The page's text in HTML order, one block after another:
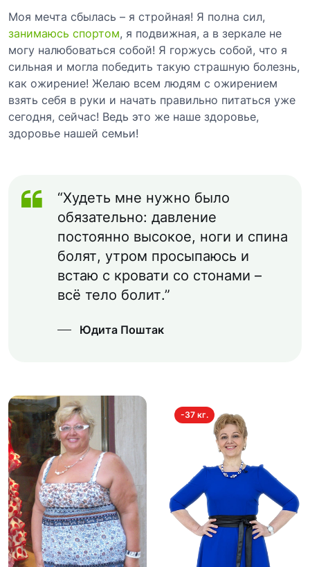
Моя мечта сбылась – я стройная! Я полна сил,
занимаюсь спортом, я подвижная, а в зеркале не
могу налюбоваться собой! Я горжусь собой, что я
сильная и могла победить такую страшную болезнь,
как ожирение! Желаю всем людям с ожирением
взять себя в руки и начать правильно питаться уже
сегодня, сейчас! Ведь это же наше здоровье,
здоровье нашей семьи!
“Худеть мне нужно было
обязательно: давление
постоянно высокое, ноги и спина
болят, утром просыпаюсь и
встаю с кровати со стонами –
всё тело болит.”
Юдита Поштак
-37 кг.